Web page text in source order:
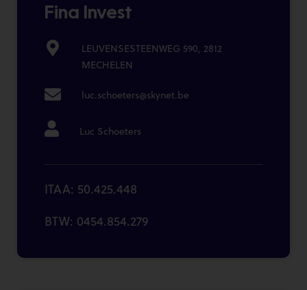
Fina Invest
LEUVENSESTEENWEG 590, 2812
MECHELEN
luc.schoeters@skynet.be
Luc Schoeters
ITAA: 50.425.448
BTW: 0454.854.279